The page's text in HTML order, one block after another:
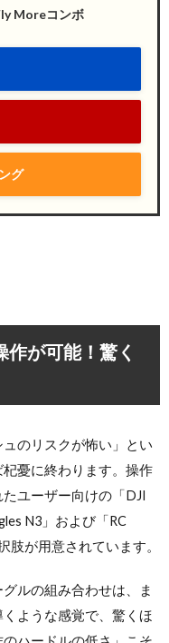
Moreコンボ
グ
が可能！驚く
ュのリスクが怖い」とい
憂に終わります。操作
ユーザー向けの「DJI
N3」および「RC
が用意されています。
ルの組み合わせは、ま
ような感覚で、驚くほ